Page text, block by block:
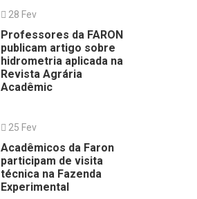
28 Fev
Professores da FARON
publicam artigo sobre
hidrometria aplicada na
Revista Agrária
Acadêmic
25 Fev
Acadêmicos da Faron
participam de visita
técnica na Fazenda
Experimental